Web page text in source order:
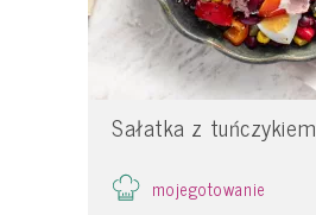
Sałatka z tuńczykiem
mojegotowanie